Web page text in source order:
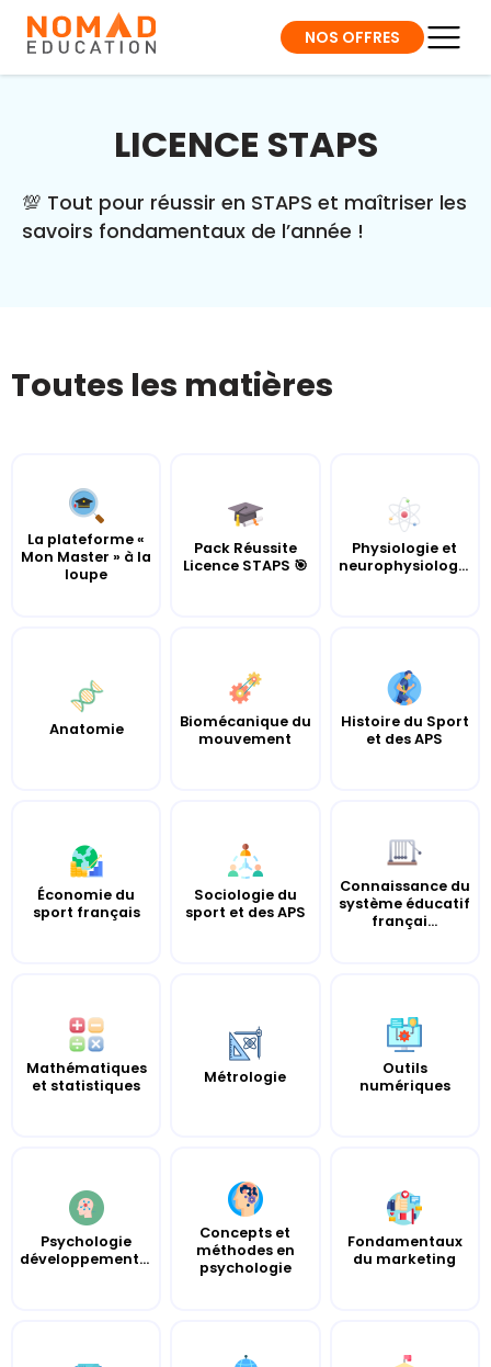
NOS OFFRES
LICENCE STAPS
💯 Tout pour réussir en STAPS et maîtriser les
savoirs fondamentaux de l’année !
Toutes les matières
La plateforme «
Mon Master » à la
loupe
Pack Réussite
Licence STAPS 🎯
Physiologie et
neurophysiologie
Anatomie
Biomécanique du
mouvement
Histoire du Sport
et des APS
Économie du
sport français
Sociologie du
sport et des APS
Connaissance du
système éducatif
françai...
Mathématiques
et statistiques
Métrologie
Outils
numériques
Psychologie
développementale
Concepts et
méthodes en
psychologie
Fondamentaux
du marketing